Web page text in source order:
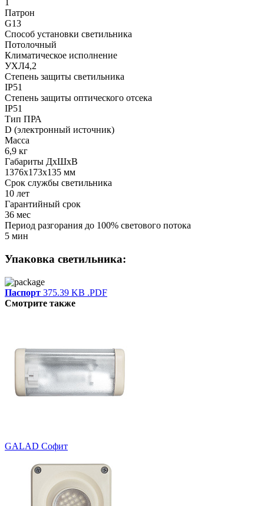
1
Патрон
G13
Способ установки светильника
Потолочный
Климатическое исполнение
УХЛ4,2
Степень защиты светильника
IP51
Степень защиты оптического отсека
IP51
Тип ПРА
D (электронный источник)
Масса
6,9 кг
Габариты ДхШхВ
1376x173x135 мм
Срок службы светильника
10 лет
Гарантийный срок
36 мес
Период разгорания до 100% светового потока
5 мин
Упаковка светильника:
Паспорт 375.39 KB .PDF
Смотрите также
GALAD Софит